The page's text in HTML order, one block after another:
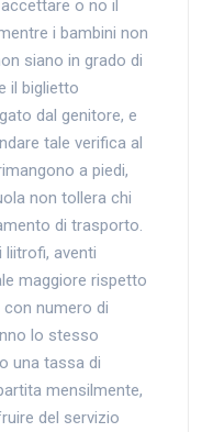
o no il
i bambini non
siano in grado di
il biglietto
dal genitore, e
tale verifica al
a piedi,
non tollera chi
di trasporto.
liitrofi, aventi
maggiore rispetto
numero di
lo stesso
una tassa di
mensilmente,
del servizio